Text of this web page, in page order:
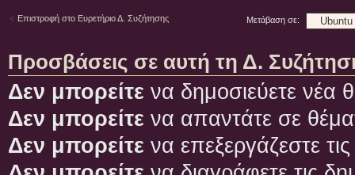
Επιστροφή στο Ευρετήριο Δ. Συζήτησης Μετάβαση σε:
Προσβάσεις σε αυτή τη Δ.
Δεν μπορείτε να δημοσιεύετε νέα
Δεν μπορείτε να απαντάτε σε
Δεν μπορείτε να επεξεργάζεστε